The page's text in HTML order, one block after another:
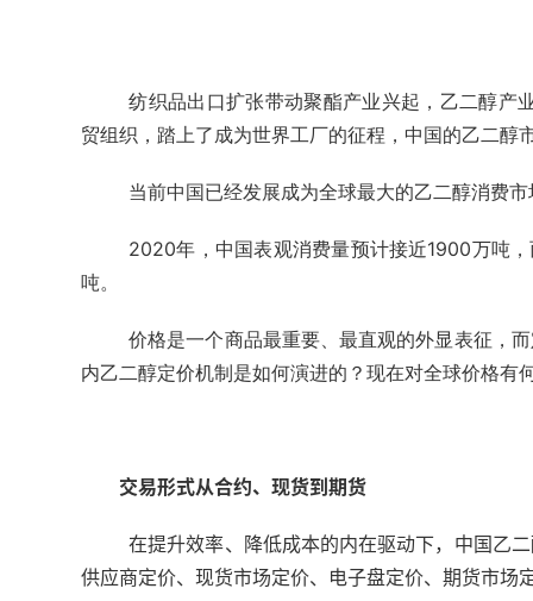
纺织品出口扩张带动聚酯产业兴起，乙二醇产
贸组织，踏上了成为世界工厂的征程，中国的乙二醇
当前中国已经发展成为全球最大的乙二醇消费市
2020年，中国表观消费量预计接近1900万吨
吨。
价格是一个商品最重要、最直观的外显表征，
内乙二醇定价机制是如何演进的？现在对全球价格有
交易形式从合约、现货到期货
在提升效率、降低成本的内在驱动下，中国乙
供应商定价、现货市场定价、电子盘定价、期货市场